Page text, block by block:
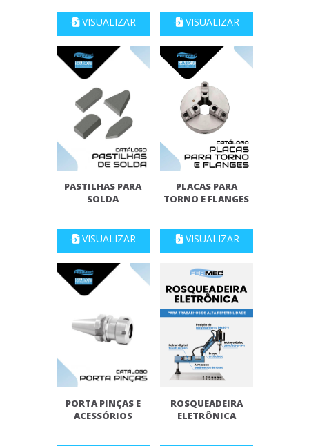
VISUALIZAR VISUALIZAR
PASTILHAS PARA
SOLDA
VISUALIZAR
PLACAS PARA
TORNO E FLANGES
VISUALIZAR
PORTA PINÇAS E
ACESSÓRIOS
ROSQUEADEIRA
ELETRÔNICA